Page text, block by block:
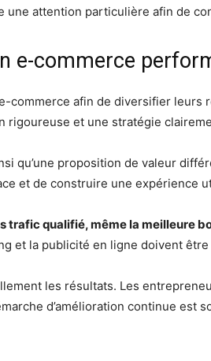
une attention particulière afin de
e-commerce
commerce afin de diversifier
rigoureuse et une stratégie
qu’une proposition de valeur
et de construire une expérience
trafic qualifié, même la meilleure
et la publicité en ligne doivent
les résultats. Les
d’amélioration continue est